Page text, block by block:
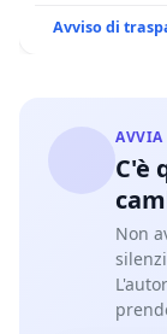
Avviso di
AVVIA
C'è
Non